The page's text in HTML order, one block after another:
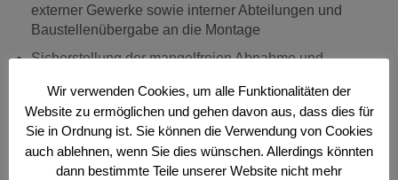
externer Gewerke sowie interner Abteilungen und
Baustellenübergabe an die Montage
Sicherstellung der mangelfreien Abnahme und
Ihr Profil
abgeschlossene Berufsausbildung als Architekt,
Bauingenieur, Baumonteur, Bautechniker,
Wir verwenden Cookies, um alle Funktionalitäten der
Website zu ermöglichen und gehen davon aus, dass dies für
Sie in Ordnung ist. Sie können die Verwendung von Cookies
auch ablehnen, wenn Sie dies wünschen. Allerdings könnten
dann bestimmte Teile unserer Website nicht mehr